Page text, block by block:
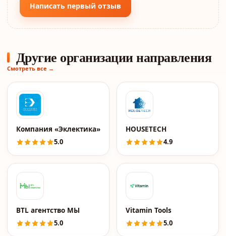
Написать первый отзыв
Другие организации направления
Смотреть все →
Компания «Эклектика»
5.0
HOUSETECH
4.9
BTL агентство МЫ
5.0
Vitamin Tools
5.0